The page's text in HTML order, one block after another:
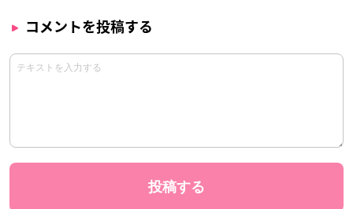
コメントを投稿する